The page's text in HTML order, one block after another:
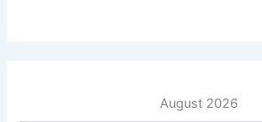
August 2026